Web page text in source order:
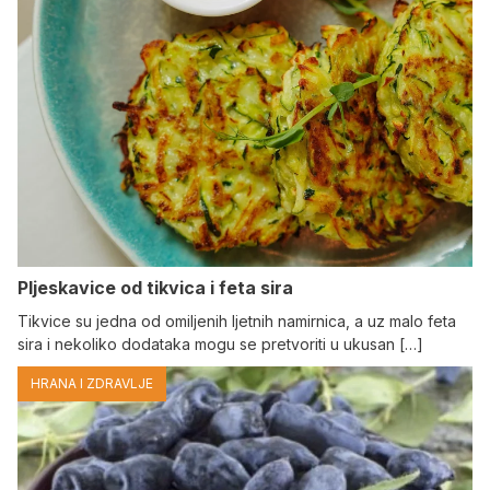
Pljeskavice od tikvica i feta sira
Tikvice su jedna od omiljenih ljetnih namirnica, a uz malo feta
sira i nekoliko dodataka mogu se pretvoriti u ukusan […]
HRANA I ZDRAVLJE